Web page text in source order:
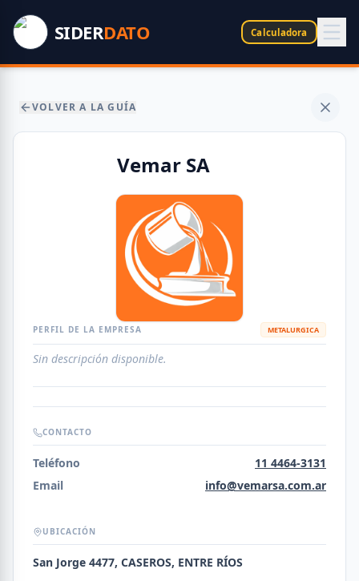
SIDERDATO Calculadora
VOLVER A LA GUÍA
Vemar SA
PERFIL DE LA EMPRESA METALURGICA
Sin descripción disponible.
CONTACTO
Teléfono
11 4464-3131
Email
info@vemarsa.com.ar
UBICACIÓN
San Jorge 4477, CASEROS, ENTRE RÍOS